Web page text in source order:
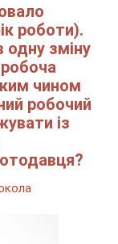
роботи).
одну зміну
чином
робочий
із